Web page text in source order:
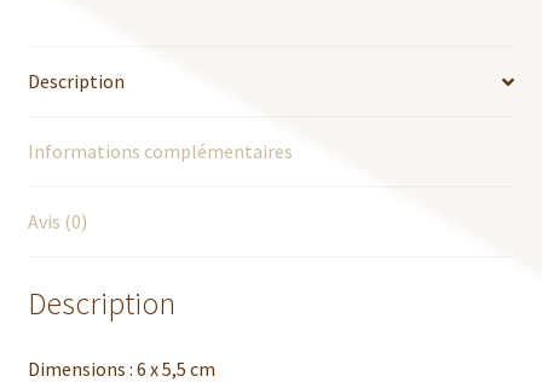
Description
Informations complémentaires
Avis (0)
Description
Dimensions : 6 x 5,5 cm